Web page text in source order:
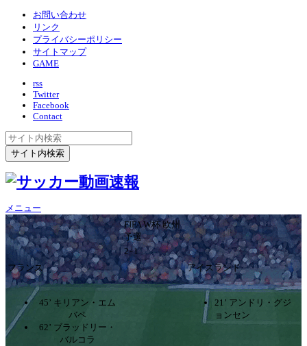
お問い合わせ
リンク
プライバシーポリシー
サイトマップ
GAME
rss
Twitter
Facebook
Contact
メニュー
FIFA W杯 欧州
予選
2ｰ1
フランス
アイスランド
45’ キリアン・エム
バペ
62’ ブラッドリー・
バルコラ
21’ アンドリ・グジ
ョンセン